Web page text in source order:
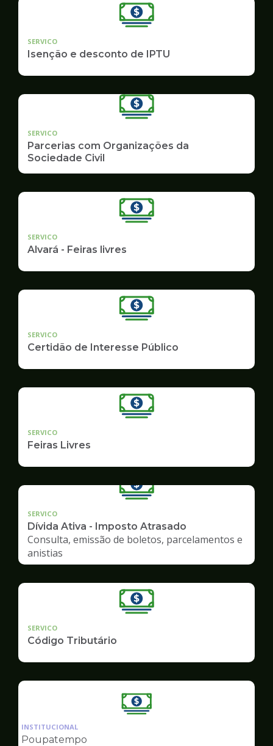
SERVICO
Isenção e desconto de IPTU
SERVICO
Parcerias com Organizações da
Sociedade Civil
SERVICO
Alvará - Feiras livres
SERVICO
Certidão de Interesse Público
SERVICO
Feiras Livres
SERVICO
Dívida Ativa - Imposto Atrasado
Consulta, emissão de boletos, parcelamentos e
anistias
SERVICO
Código Tributário
Ilustração
INSTITUCIONAL
Poupatempo